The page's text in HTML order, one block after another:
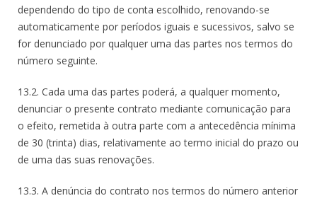
dependendo do tipo de conta escolhido, renovando-se
automaticamente por períodos iguais e sucessivos, salvo se
for denunciado por qualquer uma das partes nos termos do
número seguinte.
13.2. Cada uma das partes poderá, a qualquer momento,
denunciar o presente contrato mediante comunicação para
o efeito, remetida à outra parte com a antecedência mínima
de 30 (trinta) dias, relativamente ao termo inicial do prazo ou
de uma das suas renovações.
13.3. A denúncia do contrato nos termos do número anterior